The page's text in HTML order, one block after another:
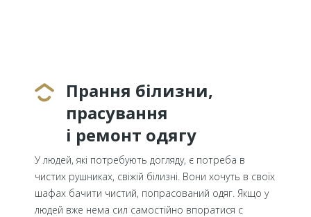
Прання білизни,
прасування
і ремонт одягу
У людей, які потребують догляду, є потреба в
чистих рушниках, свіжій білизні. Вони хочуть в своїх
шафах бачити чистий, попрасований одяг. Якщо у
людей вже нема сил самостійно впоратися с